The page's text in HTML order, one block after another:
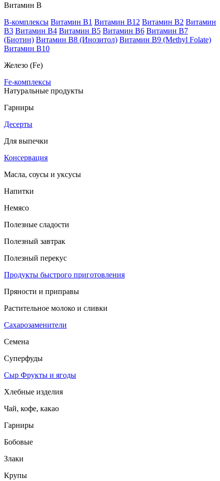
Витамин В
B-комплексы Витамин B1 Витамин B12 Витамин B2 Витамин
B3 Витамин B4 Витамин B5 Витамин B6 Витамин B7
(Биотин) Витамин B8 (Инозитол) Витамин B9 (Methyl Folate)
Витамин В10
Железо (Fe)
Fe-комплексы
Натуральные продукты
Гарниры
Десерты
Для выпечки
Консервация
Масла, соусы и уксусы
Напитки
Немясо
Полезные сладости
Полезный завтрак
Полезный перекус
Продукты быстрого приготовления
Пряности и приправы
Растительное молоко и сливки
Сахарозаменители
Семена
Суперфуды
Сыр Фрукты и ягоды
Хлебные изделия
Чай, кофе, какао
Гарниры
Бобовые
Злаки
Крупы